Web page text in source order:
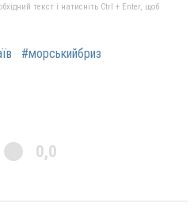
текст і натисніть Ctrl + Enter, щоб
#морськийбриз
0,0